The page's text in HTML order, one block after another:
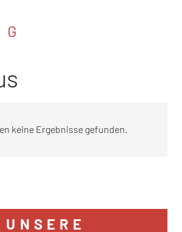
keine Ergebnisse gefunden.
UNSERE